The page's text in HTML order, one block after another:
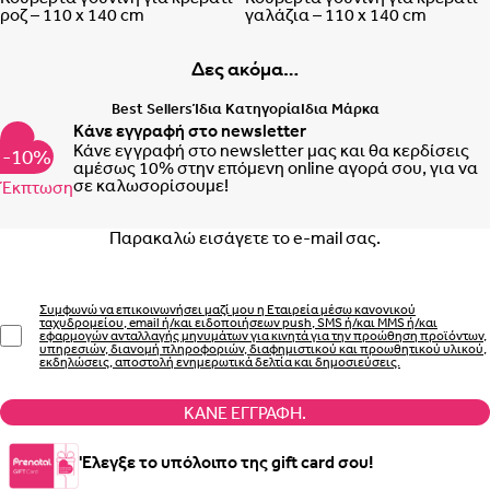
ροζ – 110 x 140 cm
γαλάζια – 110 x 140 cm
Δες ακόμα…
Best SellersΊδια ΚατηγορίαΙδια Μάρκα
-10%
Έκπτωση
Κάνε εγγραφή στο newsletter
Κάνε εγγραφή στο newsletter μας και θα κερδίσεις
αμέσως 10% στην επόμενη online αγορά σου, για να
σε καλωσορίσουμε!
Συμφωνώ να επικοινωνήσει μαζί μου η Εταιρεία μέσω κανονικού
ταχυδρομείου, email ή/και ειδοποιήσεων push, SMS ή/και MMS ή/και
εφαρμογών ανταλλαγής μηνυμάτων για κινητά για την προώθηση προϊόντων,
υπηρεσιών, διανομή πληροφοριών, διαφημιστικού και προωθητικού υλικού,
εκδηλώσεις, αποστολή ενημερωτικά δελτία και δημοσιεύσεις.
ΚΆΝΕ ΕΓΓΡΑΦΉ.
'Ελεγξε το υπόλοιπο της gift card σου!